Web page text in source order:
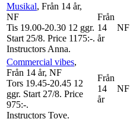
Musikal, Från 14 år,
NF
Tis 19.00-20.30 12 ggr.
Start 25/8. Price 1175:-.
Instructors Anna.
Från
14
år
NF
Commercial vibes,
Från 14 år, NF
Tors 19.45-20.45 12
ggr. Start 27/8. Price
975:-.
Instructors Tove.
Från
14
år
NF